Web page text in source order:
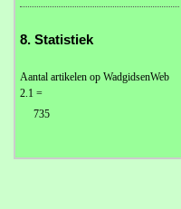
8. Statistiek
Aantal artikelen op WadgidsenWeb
2.1 =
735